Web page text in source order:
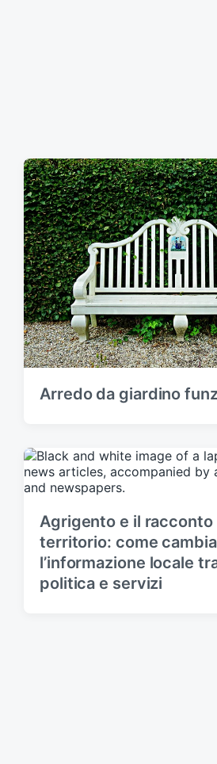
Arredo da giardino
Agrigento e il racconto
territorio: come cambia
l’informazione locale
politica e servizi